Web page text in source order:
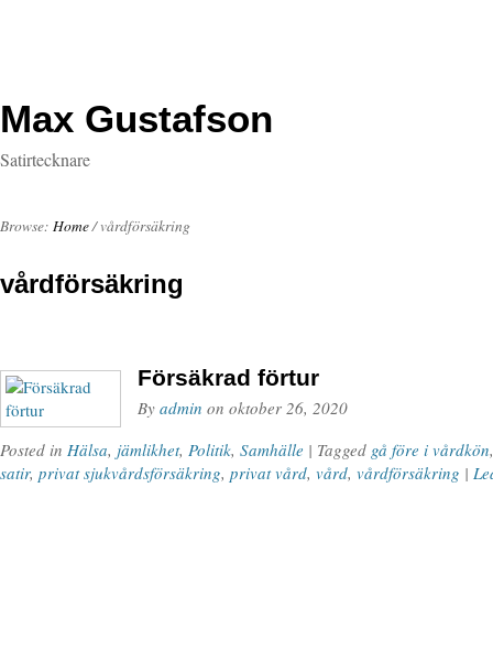
Max Gustafson
Satirtecknare
Browse: Home/ vårdförsäkring
vårdförsäkring
Försäkrad förtur
By admin on oktober 26, 2020
Posted in Hälsa, jämlikhet, Politik, Samhälle | Tagged gå före i vårdkön
satir, privat sjukvårdsförsäkring, privat vård, vård, vårdförsäkring |